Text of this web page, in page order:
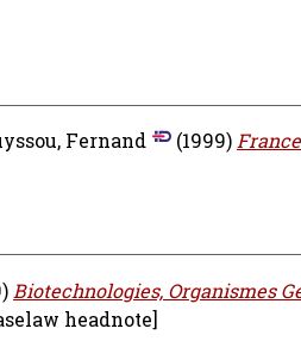
Fernand (1999)
Biotechnologies, Organismes
headnote]